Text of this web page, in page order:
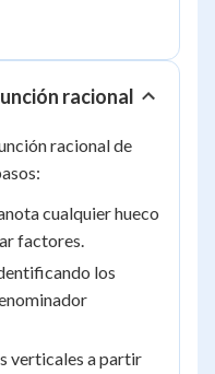
racional
racional de
cualquier hueco
factores.
los
verticales a partir